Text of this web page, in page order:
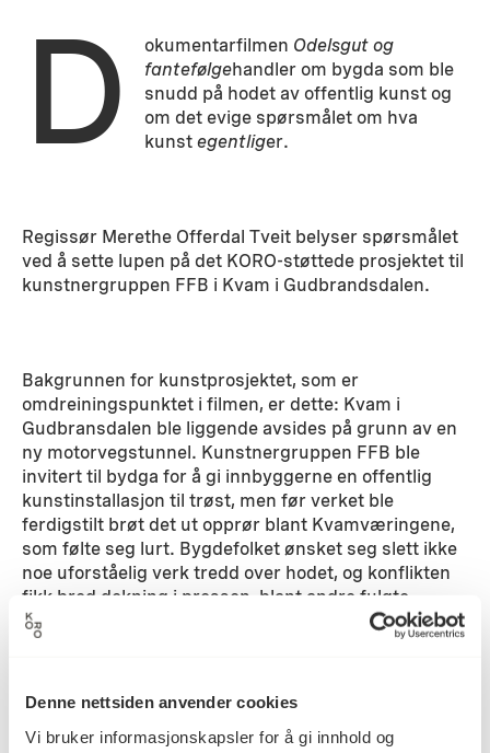
Denne nettsiden anvender cookies
Vi bruker informasjonskapsler for å gi innhold og
D okumentarfilmen Odelsgut og
fantefølgehandler om bygda som ble
snudd på hodet av offentlig kunst og
om det evige spørsmålet om hva
kunst egentliger.
Regissør Merethe Offerdal Tveit belyser spørsmålet
ved å sette lupen på det KORO-støttede prosjektet til
kunstnergruppen FFB i Kvam i Gudbrandsdalen.
Bakgrunnen for kunstprosjektet, som er
omdreiningspunktet i filmen, er dette: Kvam i
Gudbransdalen ble liggende avsides på grunn av en
ny motorvegstunnel. Kunstnergruppen FFB ble
invitert til bydga for å gi innbyggerne en offentlig
kunstinstallasjon til trøst, men før verket ble
ferdigstilt brøt det ut opprør blant Kvamværingene,
som følte seg lurt. Bygdefolket ønsket seg slett ikke
noe uforståelig verk tredd over hodet, og konflikten
fikk bred dekning i pressen, blant andre fulgte
NRK
saken tett. Men førsteinntrykket av saken er
ikke alltid dekkende. Det viste seg at kunsten og
realisert.